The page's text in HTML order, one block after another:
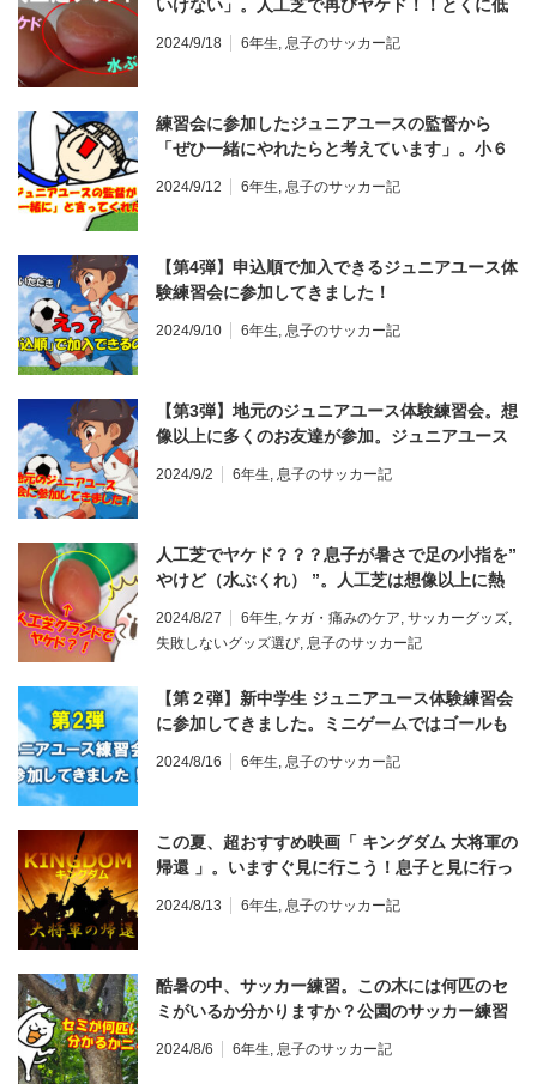
いけない」。人工芝で再びヤケド！！とくに低
2024/9/18 6年生, 息子のサッカー記
練習会に参加したジュニアユースの監督から
「ぜひ一緒にやれたらと考えています」。小６
2024/9/12 6年生, 息子のサッカー記
【第4弾】申込順で加入できるジュニアユース体
験練習会に参加してきました！
2024/9/10 6年生, 息子のサッカー記
【第3弾】地元のジュニアユース体験練習会。想
像以上に多くのお友達が参加。ジュニアユース
2024/9/2 6年生, 息子のサッカー記
人工芝でヤケド？？？息子が暑さで足の小指を”
やけど（水ぶくれ） ”。人工芝は想像以上に熱
意！！！ヤケド対策は？
2024/8/27 6年生, ケガ・痛みのケア, サッカーグッズ,
失敗しないグッズ選び, 息子のサッカー記
【第２弾】新中学生 ジュニアユース体験練習会
に参加してきました。ミニゲームではゴールも
2024/8/16 6年生, 息子のサッカー記
この夏、超おすすめ映画「 キングダム 大将軍の
帰還 」。いますぐ見に行こう！息子と見に行っ
2024/8/13 6年生, 息子のサッカー記
酷暑の中、サッカー練習。この木には何匹のセ
ミがいるか分かりますか？公園のサッカー練習
2024/8/6 6年生, 息子のサッカー記